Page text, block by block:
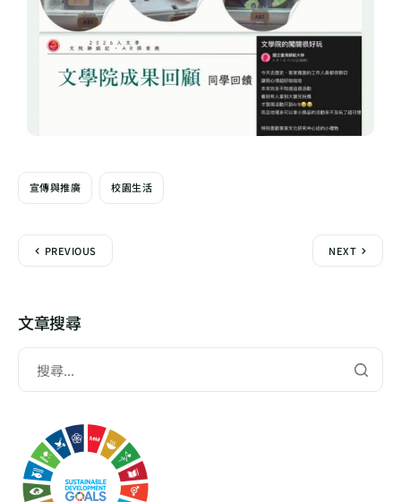
宣傳與推廣 校園生活
PREVIOUS NEXT
文章搜尋